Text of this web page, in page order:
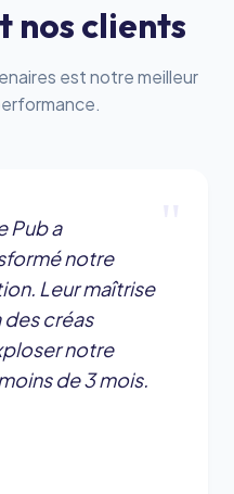
nos clients
est notre meilleur
Pub a
notre
Leur maîtrise
des créas
notre
de 3 mois.